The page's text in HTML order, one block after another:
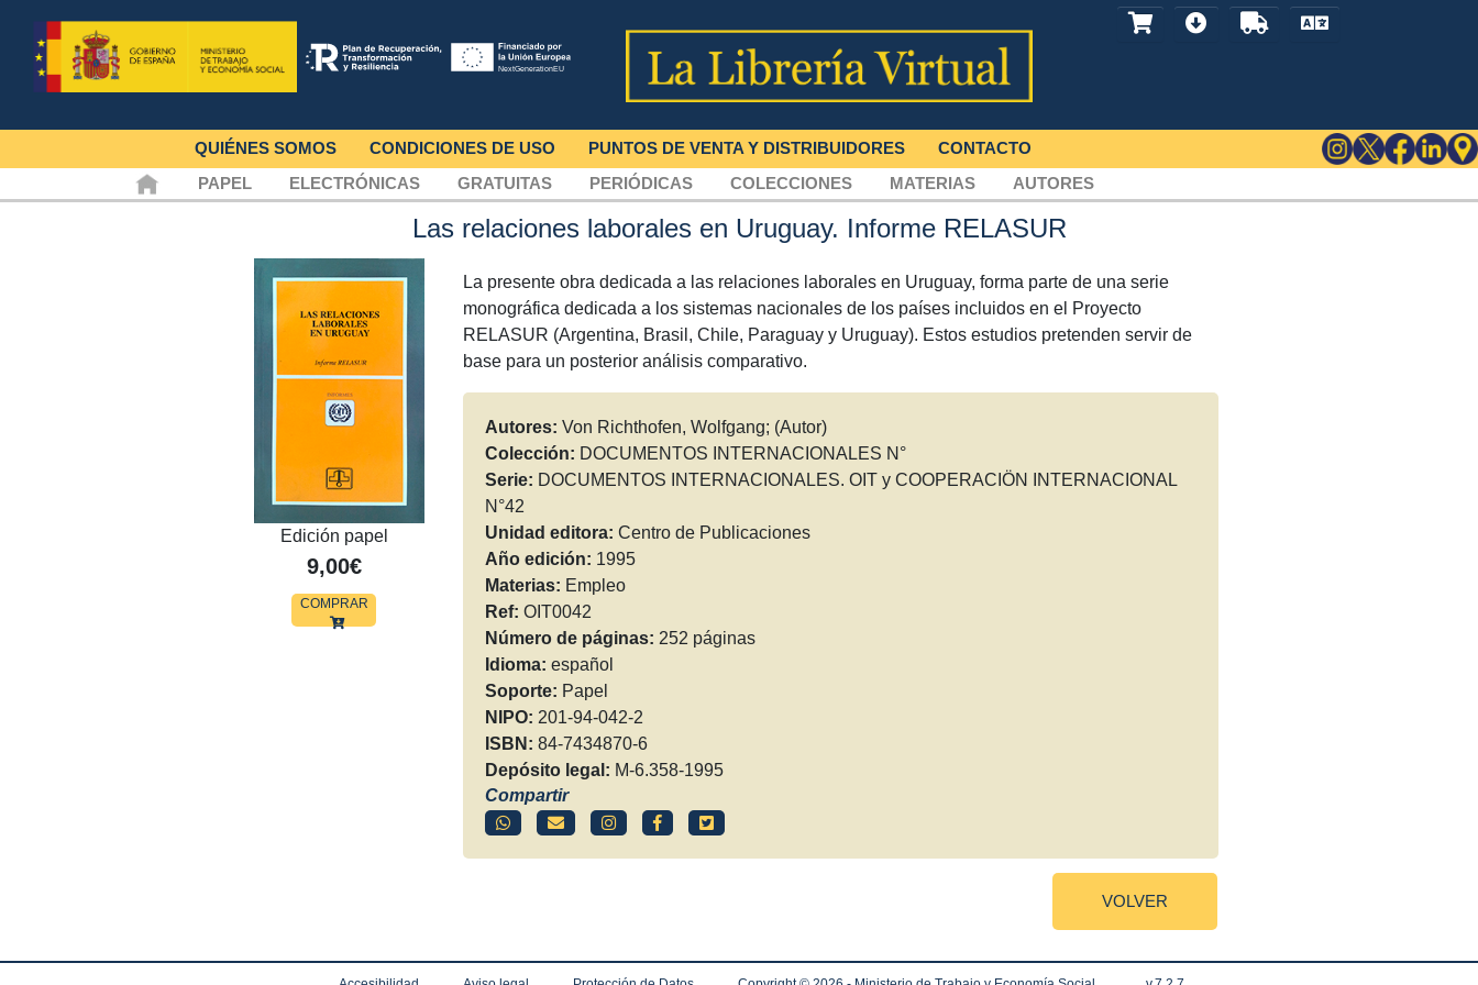
QUIÉNES SOMOS CONDICIONES DE USO PUNTOS DE VENTA Y DISTRIBUIDORES
CONTACTO
PAPEL
ELECTRÓNICAS GRATUITAS PERIÓDICAS COLECCIONES MATERIAS AUTORES
Las relaciones laborales en Uruguay. Informe RELASUR
Edición papel
9,00€
COMPRAR
La presente obra dedicada a las relaciones laborales en Uruguay, forma parte de una serie
monográfica dedicada a los sistemas nacionales de los países incluidos en el Proyecto
RELASUR (Argentina, Brasil, Chile, Paraguay y Uruguay). Estos estudios pretenden servir de
base para un posterior análisis comparativo.
Autores: Von Richthofen, Wolfgang; (Autor)
Colección: DOCUMENTOS INTERNACIONALES N°
Serie: DOCUMENTOS INTERNACIONALES. OIT y COOPERACIÖN INTERNACIONAL
N°42
Unidad editora: Centro de Publicaciones
Año edición: 1995
Materias: Empleo
Ref: OIT0042
Número de páginas: 252 páginas
Idioma: español
Soporte: Papel
NIPO: 201-94-042-2
ISBN: 84-7434870-6
Depósito legal: M-6.358-1995
Compartir
VOLVER